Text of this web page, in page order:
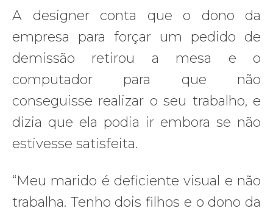
A designer conta que o dono da
empresa para forçar um pedido de
demissão retirou a mesa e o
computador para que não
conseguisse realizar o seu trabalho, e
dizia que ela podia ir embora se não
estivesse satisfeita.
“Meu marido é deficiente visual e não
trabalha. Tenho dois filhos e o dono da